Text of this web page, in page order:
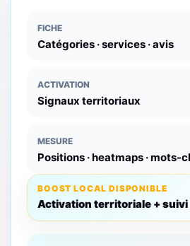
FICHE
Catégories · services · avis
ACTIVATION
Signaux territoriaux
MESURE
Positions · heatmaps · mots-
BOOST LOCAL DISPONIBLE
Activation territoriale + suivi